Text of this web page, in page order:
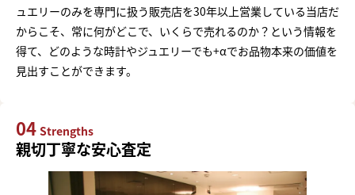
ュエリーのみを専門に扱う販売店を30年以上営業している当店だ
からこそ、常に何がどこで、いくらで売れるのか？という情報を
得て、どのような時計やジュエリーでも+αでお品物本来の価値を
見出すことができます。
04 Strengths
親切丁寧な安心査定